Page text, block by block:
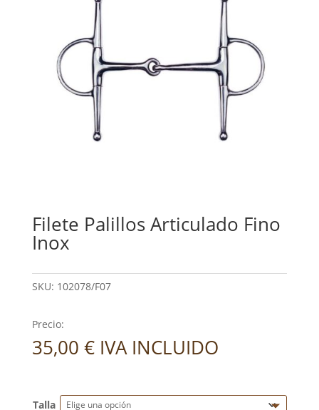
Filete Palillos Articulado Fino
Inox
SKU: 102078/F07
Precio:
35,00 € IVA INCLUIDO
Talla